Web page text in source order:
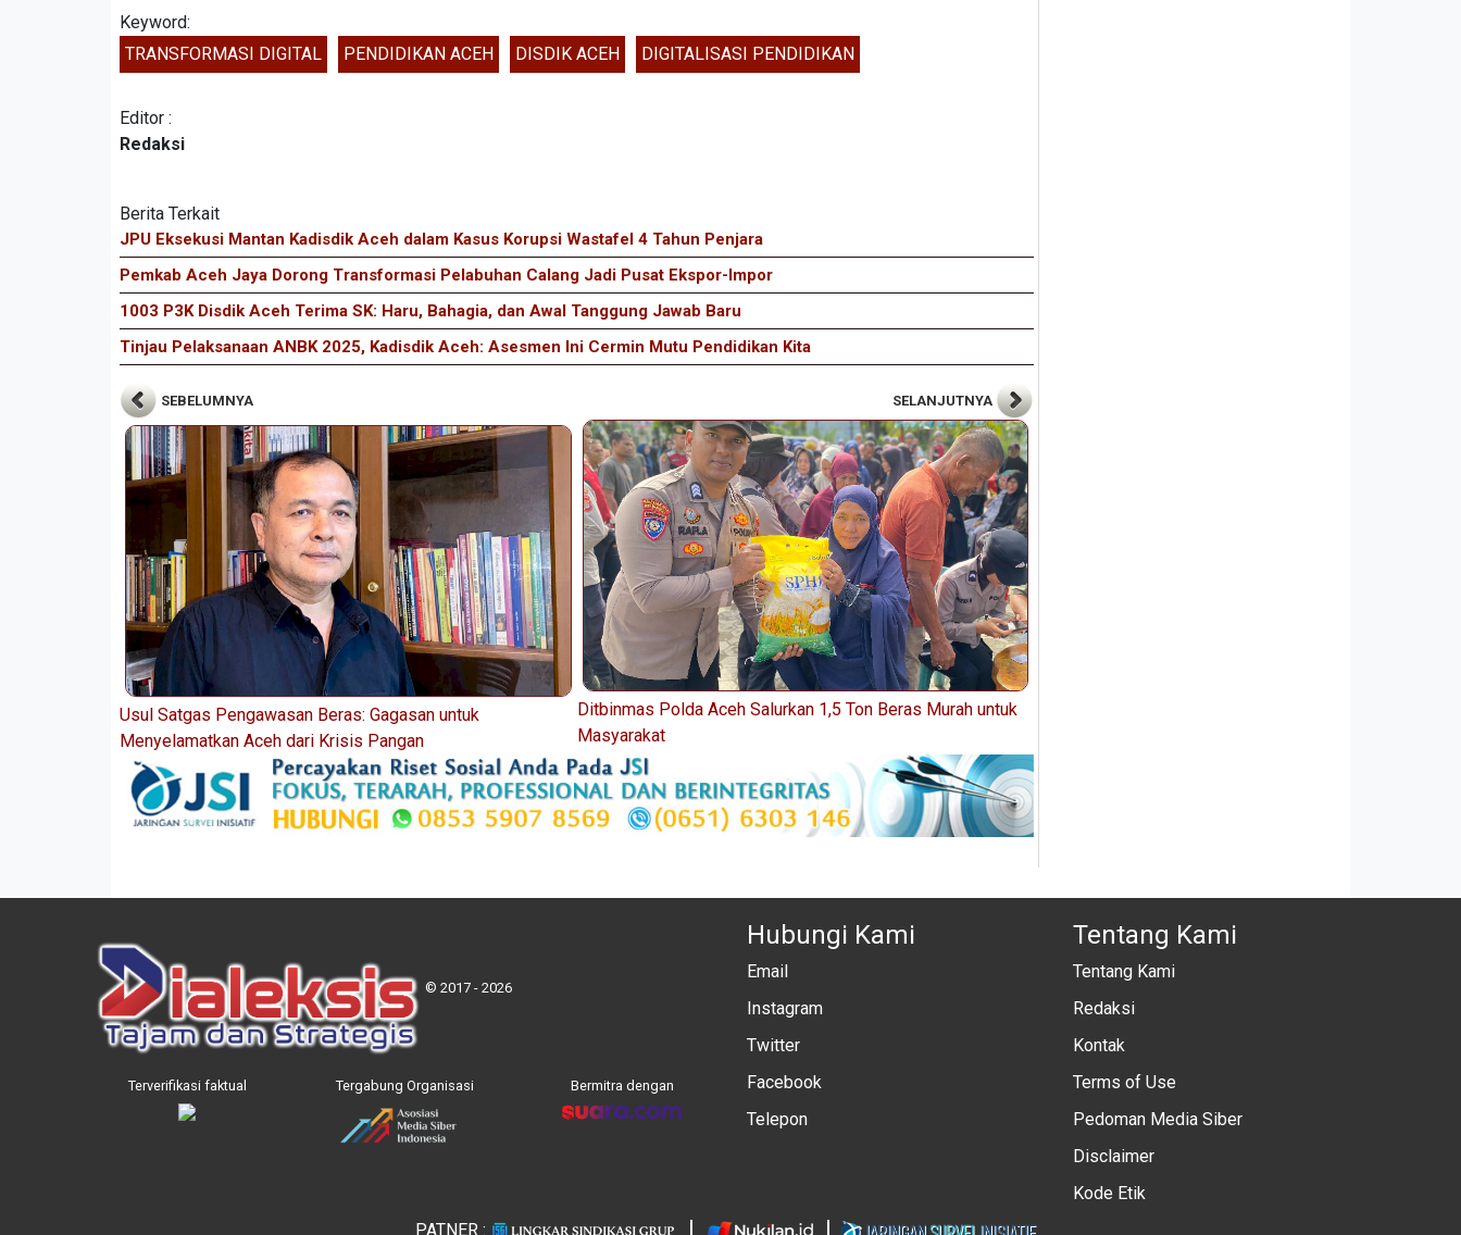
Keyword:
TRANSFORMASI DIGITAL
PENDIDIKAN ACEH DISDIK ACEH DIGITALISASI PENDIDIKAN
Editor :
Redaksi
Berita Terkait
JPU Eksekusi Mantan Kadisdik Aceh dalam Kasus Korupsi Wastafel 4 Tahun Penjara
Pemkab Aceh Jaya Dorong Transformasi Pelabuhan Calang Jadi Pusat Ekspor-Impor
1003 P3K Disdik Aceh Terima SK: Haru, Bahagia, dan Awal Tanggung Jawab Baru
Tinjau Pelaksanaan ANBK 2025, Kadisdik Aceh: Asesmen Ini Cermin Mutu Pendidikan Kita
SEBELUMNYA
Usul Satgas Pengawasan Beras: Gagasan untuk
Menyelamatkan Aceh dari Krisis Pangan
SELANJUTNYA
Ditbinmas Polda Aceh Salurkan 1,5 Ton Beras Murah untuk
Masyarakat
© 2017 - 2026
Terverifikasi faktual Tergabung Organisasi Bermitra dengan
Hubungi Kami
Email
Instagram
Twitter
Facebook
Telepon
Tentang Kami
Tentang Kami
Redaksi
Kontak
Terms of Use
Pedoman Media Siber
Disclaimer
Kode Etik
PATNER :